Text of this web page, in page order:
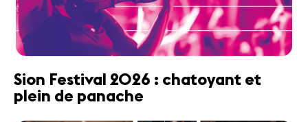
Sion Festival 2026 : chatoyant et
plein de panache